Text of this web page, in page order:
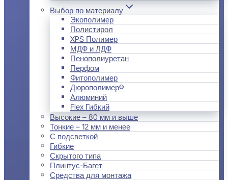
Выбор по материалу
Экополимер
Полистирол
XPS Полимер
МДФ и ЛДФ
Пенополиуретан
Перфом
Фитополимер
Дюрополимер®
Алюминий
Flex Гибкий
Высокие – 80 мм и выше
Тонкие – 12 мм и менее
С подсветкой
Гибкие
Скрытого типа
Плинтус-Багет
Средства для монтажа